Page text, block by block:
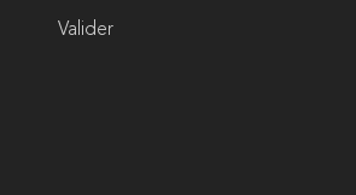
Valider